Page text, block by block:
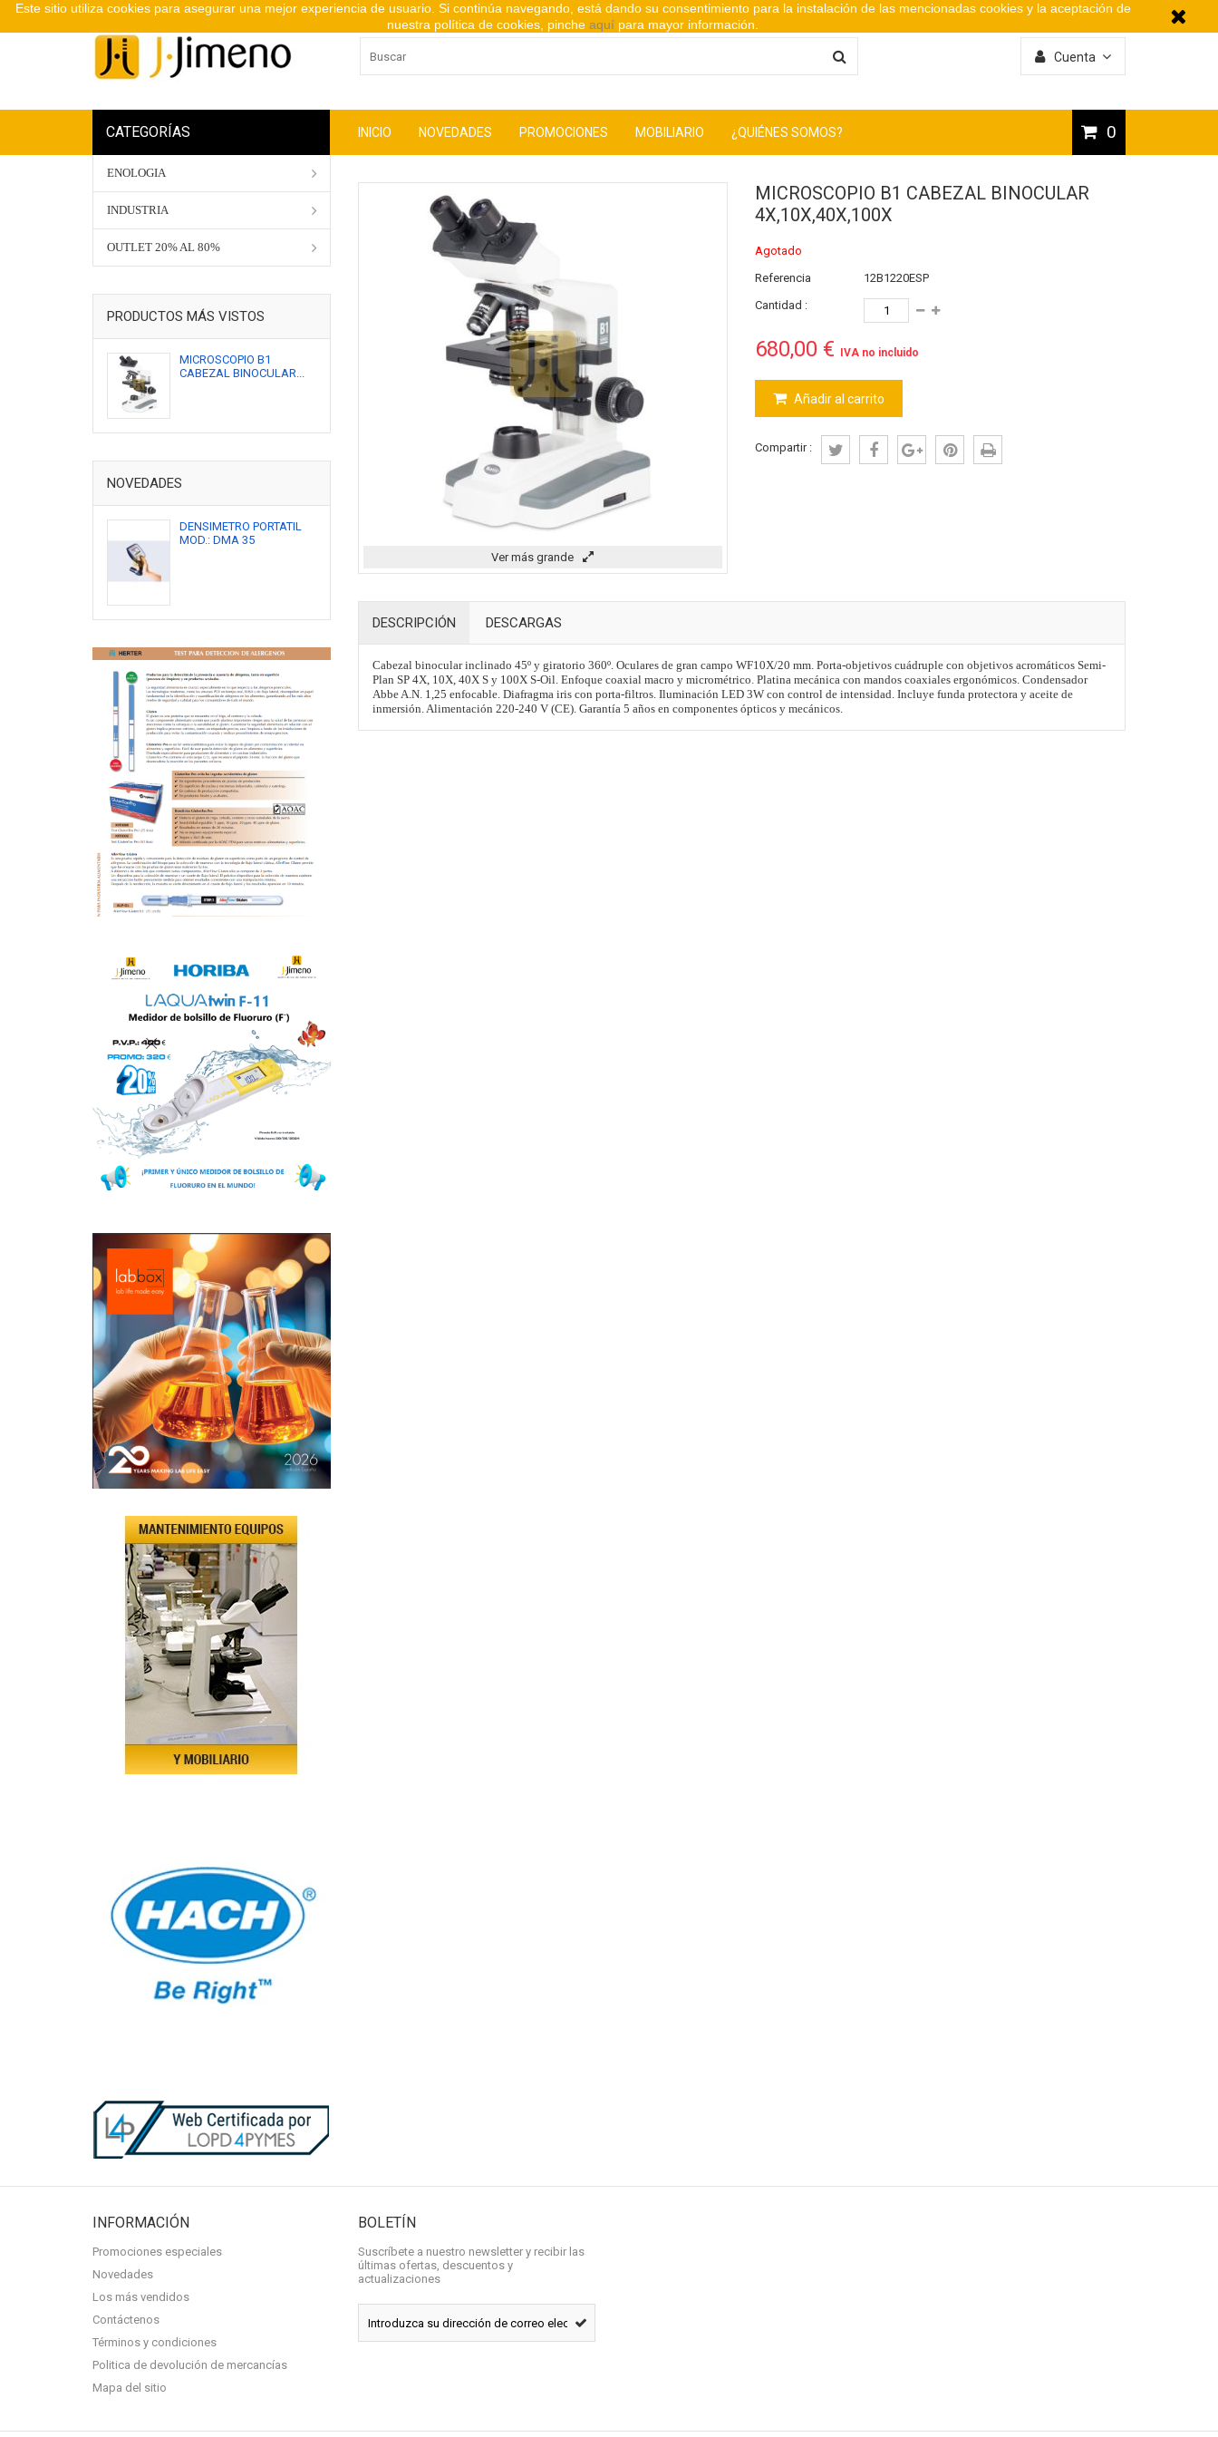
Cuenta
0
INICIO NOVEDADES PROMOCIONES MOBILIARIO ¿QUIÉNES SOMOS?
CATEGORÍAS
ENOLOGIA
INDUSTRIA
OUTLET 20% AL 80%
PRODUCTOS MÁS VISTOS
MICROSCOPIO B1
CABEZAL BINOCULAR...
NOVEDADES
DENSIMETRO PORTATIL
MOD.: DMA 35
Ver más grande
MICROSCOPIO B1 CABEZAL BINOCULAR
4X,10X,40X,100X
Agotado
Referencia
12B1220ESP
Cantidad :
680,00 € IVA no incluido
Añadir al carrito
Compartir :
DESCRIPCIÓN DESCARGAS
Cabezal binocular inclinado 45º y giratorio 360º. Oculares de gran campo WF10X/20 mm. Porta-objetivos cuádruple con objetivos acromáticos Semi-
Plan SP 4X, 10X, 40X S y 100X S-Oil. Enfoque coaxial macro y micrométrico. Platina mecánica con mandos coaxiales ergonómicos. Condensador
Abbe A.N. 1,25 enfocable. Diafragma iris con porta-filtros. Iluminación LED 3W con control de intensidad. Incluye funda protectora y aceite de
inmersión. Alimentación 220-240 V (CE). Garantía 5 años en componentes ópticos y mecánicos.
INFORMACIÓN
Promociones especiales
Novedades
Los más vendidos
Contáctenos
Términos y condiciones
Politica de devolución de mercancías
Mapa del sitio
BOLETÍN
Suscríbete a nuestro newsletter y recibir las
últimas ofertas, descuentos y
actualizaciones
Este sitio utiliza cookies para asegurar una mejor experiencia de usuario. Si continúa navegando, está dando su consentimiento para la instalación de las mencionadas cookies y la aceptación de
nuestra política de cookies, pinche aquí para mayor información.